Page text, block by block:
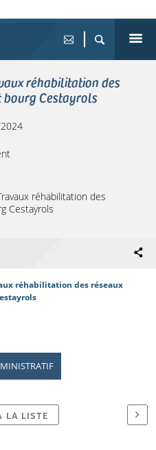
réhabilitation des
bourg Cestayrols
réhabilitation des
Cestayrols
réhabilitation des réseaux
LA LISTE